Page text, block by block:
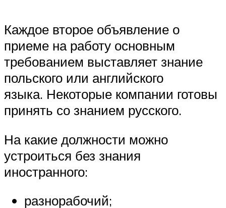
Каждое второе объявление о
приеме на работу основным
требованием выставляет знание
польского или английского
языка. Некоторые компании готовы
принять со знанием русского.
На какие должности можно
устроиться без знания
иностранного:
разнорабочий;